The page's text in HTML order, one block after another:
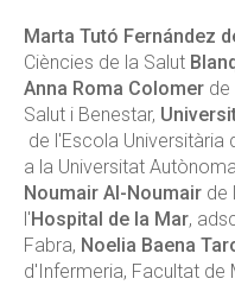
Marta Tutó Fernández
Ciències de la Salut
Anna Roma Colomer de
Salut i Benestar,
de l'Escola Universitària
a la Universitat
Noumair Al-Noumair de
l' Hospital de la Mar,
Fabra, Noelia Baena
d'Infermeria, Facultat de